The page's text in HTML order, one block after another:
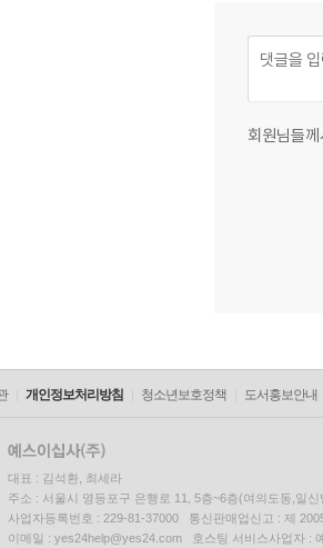
회원님들
개인정보처리방침 청소년보호정책 도서홍보안내
대표 : 김석환, 최세라
주소 : 서울시 영등포구 은행로 11, 5층~6층(여의도동,일신
사업자등록번호 : 229-81-37000 통신판매업신고 : 제
이메일 : yes24help@yes24.com 호스팅 서비스사업자 :